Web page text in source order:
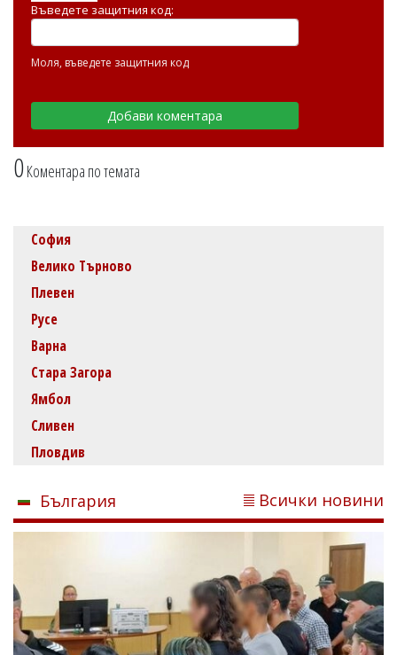
0Коментара по темата
Въведете защитния код:
Моля, въведете защитния код
София
Велико Търново
Плевен
Русе
Варна
Стара Загора
Ямбол
Сливен
Пловдив
България Всички новини